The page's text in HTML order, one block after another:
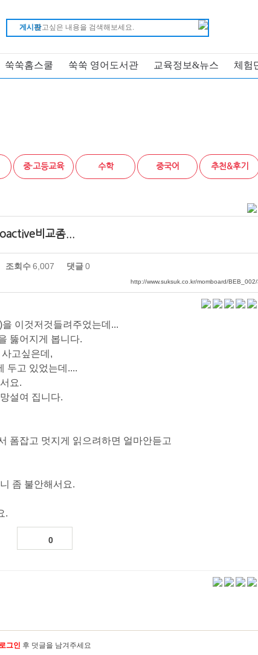
게시판
쑥쑥홈스쿨 쑥쑥 영어도서관 교육정보&뉴스 체험
중·고등교육 수학 중국어 추천&후기
비교좀...
조회수6,007 댓글0
http://www.suksuk.co.kr/momboard/
이것저것들려주었는데...
뚫어지게 봅니다.
고싶은데,
두고 있었는데....
요.
설여 집니다.
폼잡고 멋지게 읽으려하면 얼마안듣고
좀 불안해서요.
.
0
그인 후 덧글을 남겨주세요